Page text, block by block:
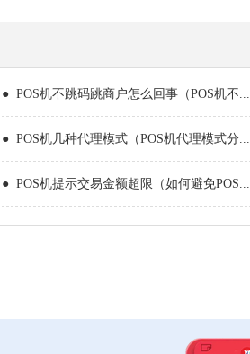
● POS机不跳码跳商户怎么回事（POS机不...
● POS机几种代理模式（POS机代理模式分...
● POS机提示交易金额超限（如何避免POS...